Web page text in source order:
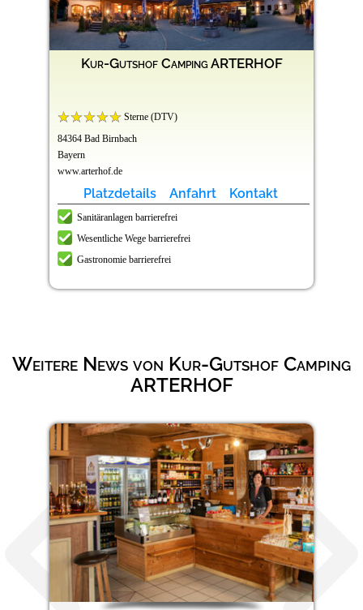
Kur-Gutshof Camping ARTERHOF
Sterne (DTV)
84364 Bad Birnbach
Bayern
www.arterhof.de
Platzdetails Anfahrt Kontakt
Sanitäranlagen barrierefrei
Wesentliche Wege barrierefrei
Gastronomie barrierefrei
Weitere News von Kur-Gutshof Camping
ARTERHOF